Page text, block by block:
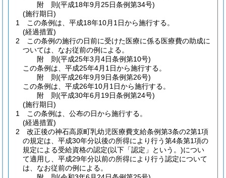
附 則(平成18年9月25日条例第34号)
(施行期日)
1
この条例は、平成18年10月1日から施行する。
(経過措置)
2
この条例の施行の日前に受けた医療に係る医療費の助成に
ついては、なお従前の例による。
附 則(平成25年3月4日条例第10号)
この条例は、平成25年4月1日から施行する。
附 則(平成26年9月9日条例第26号)
この条例は、平成26年10月1日から施行する。
附 則(平成30年6月19日条例第24号)
(施行期日)
1
この条例は、公布の日から施行する。
(経過措置)
2
改正後の神石高原町乳幼児医療費支給条例第3条の2第1項
の規定は、平成30年分以後の所得により行う第4条第1項の
規定による受給資格の認定(以下「認定」という。)につい
て適用し、平成29年分以前の所得により行う認定について
は、なお従前の例による。